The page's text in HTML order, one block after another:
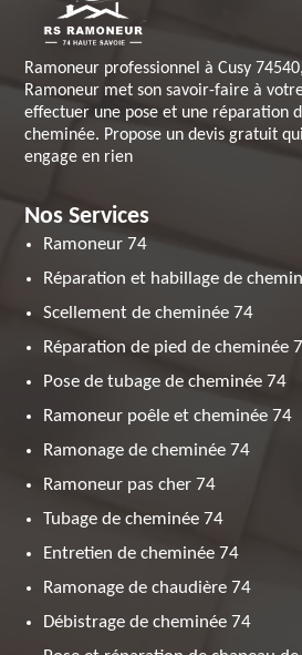
Ramoneur professionnel à Cusy
Ramoneur met son savoir-faire à
effectuer une pose et une réparation
cheminée. Propose un devis gratuit
engage en rien
Nos Services
Ramoneur 74
Réparation et habillage de
Scellement de cheminée 74
Réparation de pied de cheminée
Pose de tubage de cheminée 74
Ramoneur poêle et cheminée 74
Ramonage de cheminée 74
Ramoneur pas cher 74
Tubage de cheminée 74
Entretien de cheminée 74
Ramonage de chaudière 74
Débistrage de cheminée 74